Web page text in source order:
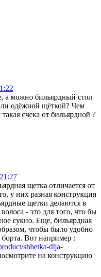
а можно бильярдный стол
одёжной щёткой? Чем
счека от бильярдной ?
щетка отличается от
у них разная конструкция
щетки делаются в
- это для того, что бы
сукно. Еще, бильярдная
чтобы было удобно
Вот например :
shhetka-dlja-
на конструкцию